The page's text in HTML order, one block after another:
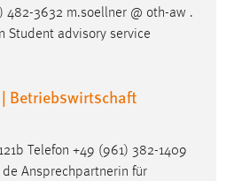
482-3632 m.soellner @ oth-aw .
Student advisory service
Betriebswirtschaft
121b Telefon +49 (961) 382-1409
Ansprechpartnerin für